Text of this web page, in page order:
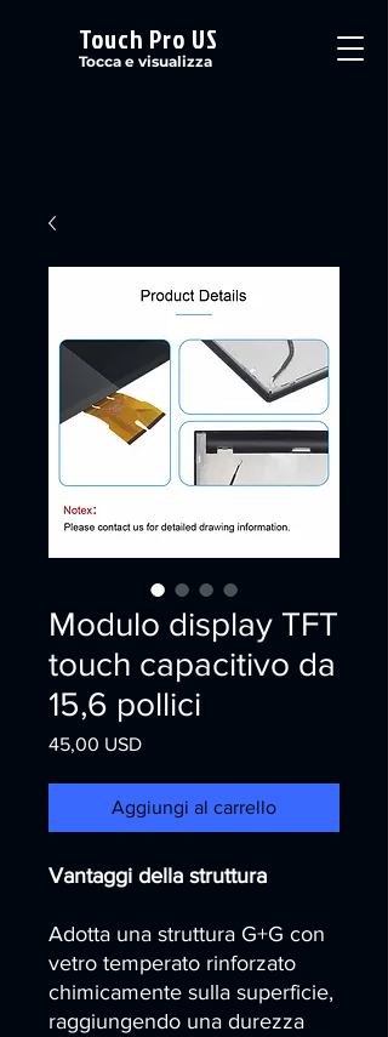
Touch Pro US
Tocca e visualizza
Modulo display TFT
touch capacitivo da
15,6 pollici
45,00 USDPrezzo
Aggiungi al carrello
Vantaggi della struttura
Adotta una struttura G+G con
vetro temperato rinforzato
chimicamente sulla superficie,
raggiungendo una durezza